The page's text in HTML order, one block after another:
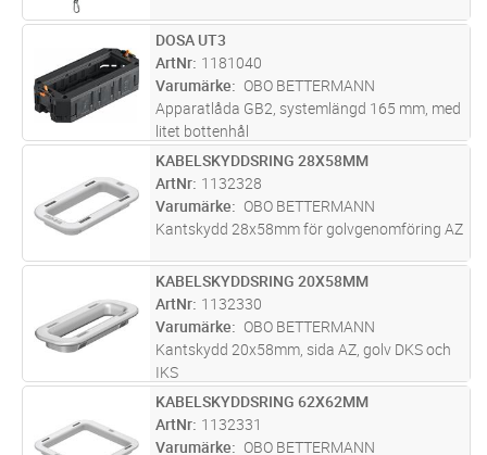
ST Lägg i kundvagn
DOSA UT3
ArtNr 1181040
Varumärke
OBO BETTERMANN
Apparatlåda GB2, systemlängd 165 mm, med
litet bottenhål
ST Lägg i kundvagn
KABELSKYDDSRING 28X58MM
ArtNr 1132328
Varumärke
OBO BETTERMANN
Kantskydd 28x58mm för golvgenomföring AZ
ST Lägg i kundvagn
KABELSKYDDSRING 20X58MM
ArtNr 1132330
Varumärke
OBO BETTERMANN
Kantskydd 20x58mm, sida AZ, golv DKS och
IKS
ST Lägg i kundvagn
KABELSKYDDSRING 62X62MM
ArtNr 1132331
Varumärke
OBO BETTERMANN